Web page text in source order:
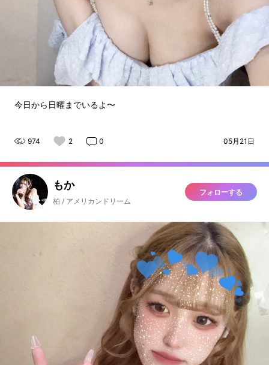
今日から日曜までいるよ〜
974 2 0 05月21日
もか
柏 / アメリカンドリーム
フォローする